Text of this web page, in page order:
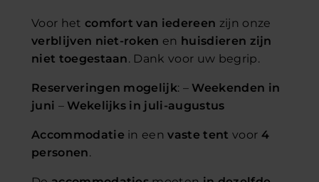
Voor het comfort van iedereen zijn onze
verblijven niet-roken en huisdieren zijn
niet toegestaan. Dank voor uw begrip.
Reserveringen mogelijk: – Weekenden in
juni – Wekelijks in juli-augustus
Accommodatie in eenvaste tent voor 4
personen.